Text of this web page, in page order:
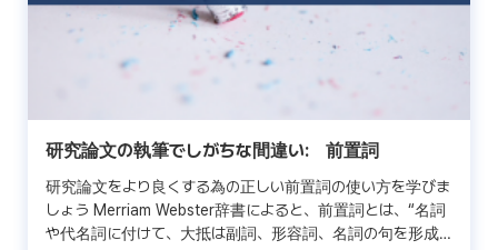
研究論文の執筆でしがちな間違い: 前置詞
研究論文をより良くする為の正しい前置詞の使い方を学びま
しょう Merriam Webster辞書によると、前置詞とは、“名詞
や代名詞に付けて、大抵は副詞、形容詞、名詞の句を形成